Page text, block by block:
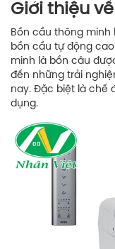
Giới thiệu
Bồn cầu thông
bồn cầu tự động
minh là bồn câu
đến những trải
nay. Đặc biệt là chế
dụng.